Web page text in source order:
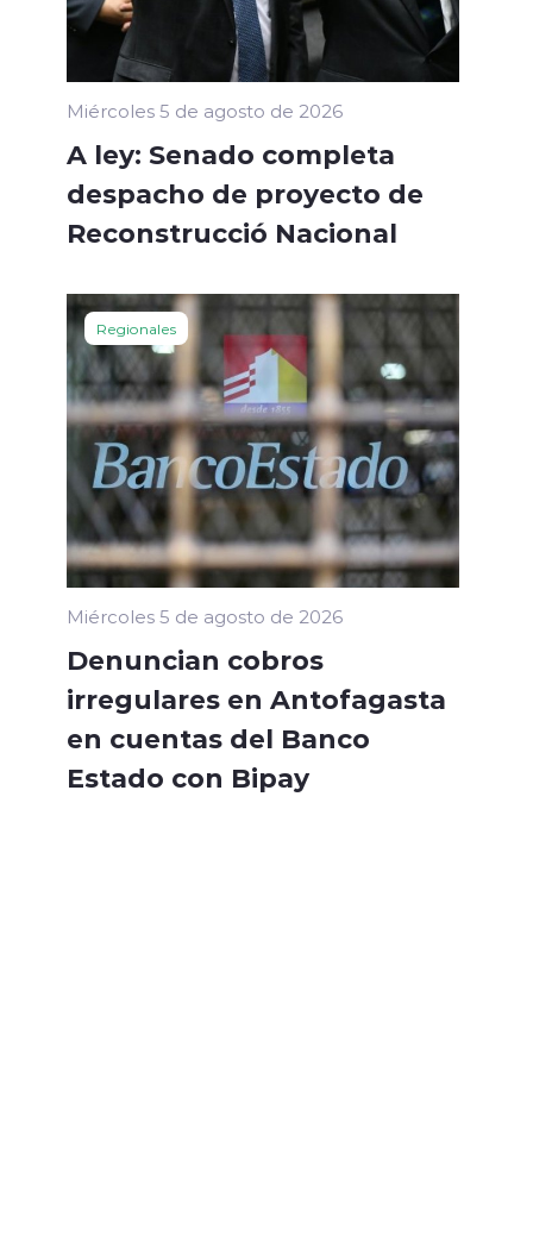
Miércoles 5 de agosto de 2026
A ley: Senado completa
despacho de proyecto de
Reconstrucció Nacional
Regionales
Miércoles 5 de agosto de 2026
Denuncian cobros
irregulares en Antofagasta
en cuentas del Banco
Estado con Bipay